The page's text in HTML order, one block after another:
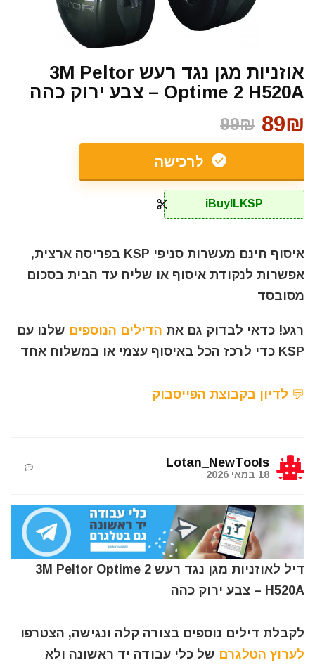
אוזניות מגן נגד רעש 3M Peltor
Optime 2 H520A – צבע ירוק כהה
89₪
99₪
לרכישה
iBuyILKSP
איסוף חינם מעשרות סניפי KSP בפריסה ארצית,
אפשרות לנקודת איסוף או שליח עד הבית בסכום
מסובסד
רגע! כדאי לבדוק גם את הדילים הנוספים שלנו עם
KSP כדי לרכז הכל באיסוף עצמי או במשלוח אחד
💬 לדיון בקבוצת הפייסבוק
Lotan_NewTools
18 במאי 2026
דיל לאוזניות מגן נגד רעש 3M Peltor Optime 2
H520A – צבע ירוק כהה
לקבלת דילים נוספים בצורה קלה ונגישה, הצטרפו
לערוץ הטלגרם של כלי עבודה יד ראשונה ולא